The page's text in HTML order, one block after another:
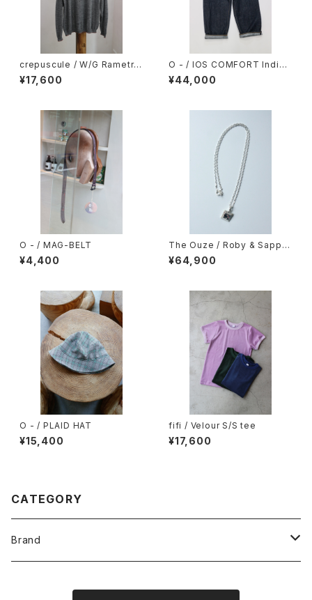
crepuscule / W/G Rametri
mming P/O
¥17,600
O - / IOS COMFORT Indigo
Rinse
¥44,000
O - / MAG-BELT
¥4,400
The Ouze / Roby & Sapphi
re Cluster Square Necklac
e
¥64,900
O - / PLAID HAT
¥15,400
fifi / Velour S/S tee
¥17,600
CATEGORY
Brand